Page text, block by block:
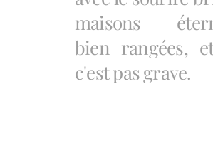
maisons
bien rangées,
c'est pas grave.